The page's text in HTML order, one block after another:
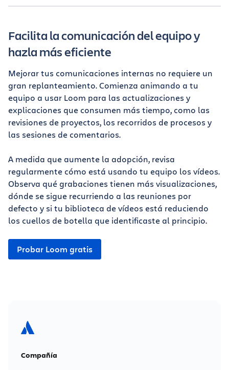
Facilita la comunicación del equipo y
hazla más eficiente
Mejorar tus comunicaciones internas no requiere un
gran replanteamiento. Comienza animando a tu
equipo a usar Loom para las actualizaciones y
explicaciones que consumen más tiempo, como las
revisiones de proyectos, los recorridos de procesos y
las sesiones de comentarios.
A medida que aumente la adopción, revisa
regularmente cómo está usando tu equipo los vídeos.
Observa qué grabaciones tienen más visualizaciones,
dónde se sigue recurriendo a las reuniones por
defecto y si tu biblioteca de vídeos está reduciendo
los cuellos de botella que identificaste al principio.
Probar Loom gratis
Compañía